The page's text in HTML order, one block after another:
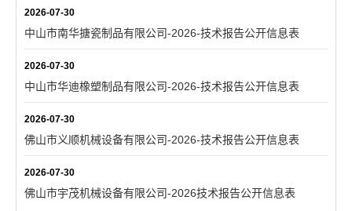
2026-07-30
中山市南华搪瓷制品有限公司-2026-技术报告公开信息表
2026-07-30
中山市华迪橡塑制品有限公司-2026-技术报告公开信息表
2026-07-30
佛山市义顺机械设备有限公司-2026-技术报告公开信息表
2026-07-30
佛山市宇茂机械设备有限公司-2026技术报告公开信息表